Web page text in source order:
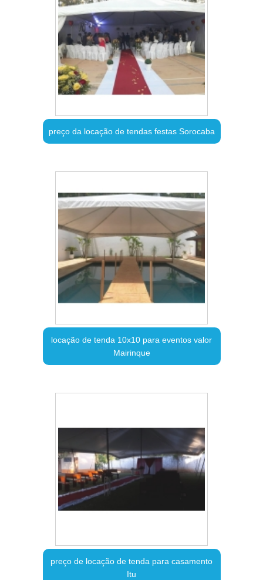
preço da locação de tendas festas Sorocaba
locação de tenda 10x10 para eventos valor
Mairinque
preço de locação de tenda para casamento
Itu